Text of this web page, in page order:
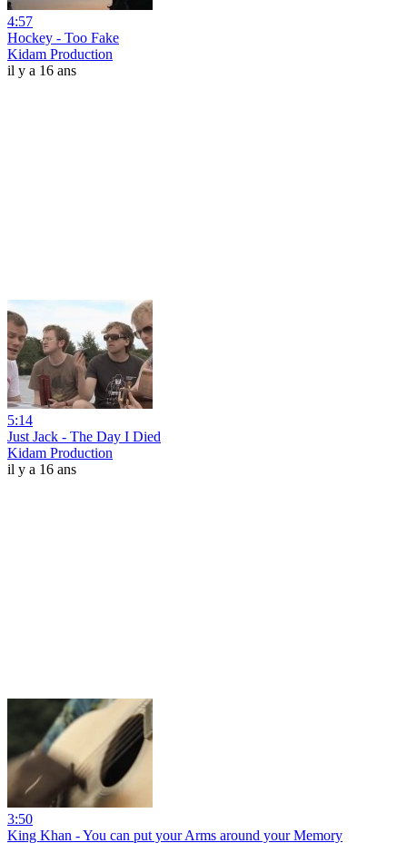
4:57
Hockey - Too Fake
Kidam Production
il y a 16 ans
5:14
Just Jack - The Day I Died
Kidam Production
il y a 16 ans
3:50
King Khan - You can put your Arms around your Memory